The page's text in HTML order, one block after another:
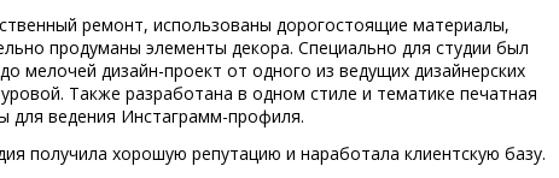
ремонт, использованы дорогостоящие материалы,
продуманы элементы декора. Специально для студии был
мелочей дизайн-проект от одного из ведущих дизайнерских
Также разработана в одном стиле и тематике печатная
для ведения Инстаграмм-профиля.
получила хорошую репутацию и наработала клиентскую базу.